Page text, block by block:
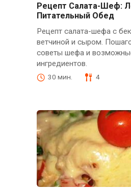
Рецепт Салата-Шеф:
Питательный Обед
Рецепт салата-шефа с
ветчиной и сыром.
советы шефа и
ингредиентов.
30 мин. 4